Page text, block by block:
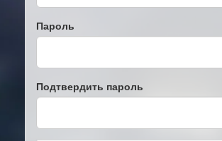
Пароль
Подтвердить пароль